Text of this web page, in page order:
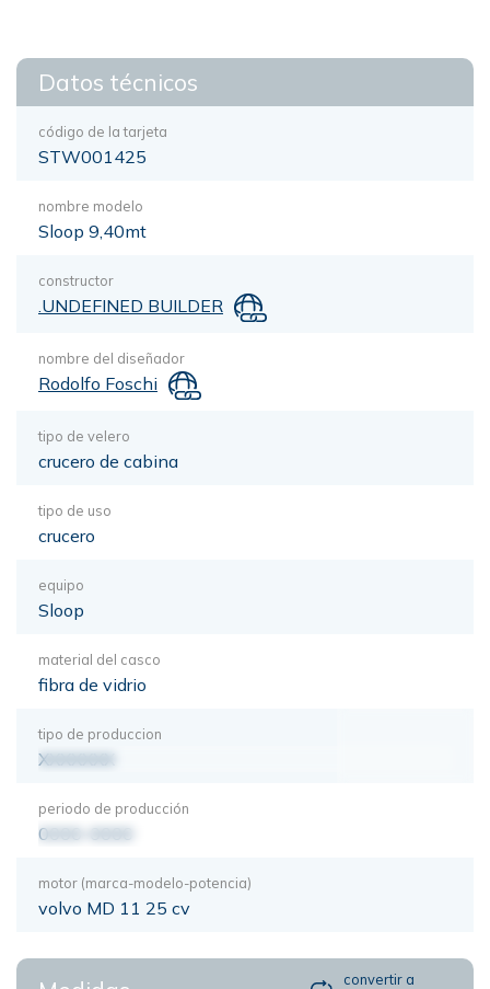
Datos técnicos
código de la tarjeta
STW001425
nombre modelo
Sloop 9,40mt
constructor
.UNDEFINED BUILDER
nombre del diseñador
Rodolfo Foschi
tipo de velero
crucero de cabina
tipo de uso
crucero
equipo
Sloop
material del casco
fibra de vidrio
tipo de produccion
XXXXXXX
periodo de producción
0000-0000
motor (marca-modelo-potencia)
volvo MD 11 25 cv
convertir a